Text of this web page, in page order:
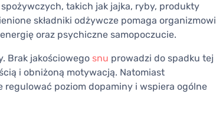
takich jak jajka, ryby, produkty
składniki odżywcze pomaga organizmowi
oraz psychiczne samopoczucie.
Brak jakościowego snu prowadzi do spadku tej
i obniżoną motywacją. Natomiast
regulować poziom dopaminy i wspiera ogólne